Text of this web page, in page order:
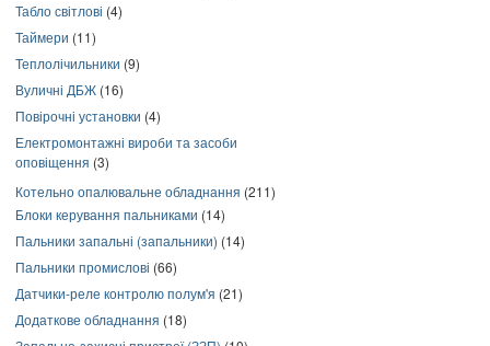
Табло світлові (4)
Таймери (11)
Теплолічильники (9)
Вуличні ДБЖ (16)
Повірочні установки (4)
Електромонтажні вироби та засоби
оповіщення (3)
Котельно опалювальне обладнання (211)
Блоки керування пальниками (14)
Пальники запальні (запальники) (14)
Пальники промислові (66)
Датчики-реле контролю полум'я (21)
Додаткове обладнання (18)